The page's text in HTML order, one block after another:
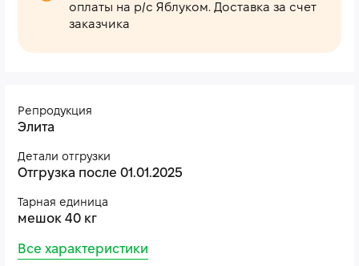
Репродукция
Элита
Детали отгрузки
Отгрузка после 01.01.2025
Тарная единица
мешок 40 кг
Все характеристики
оплаты на р/с Яблуком. Доставка за счет
заказчика